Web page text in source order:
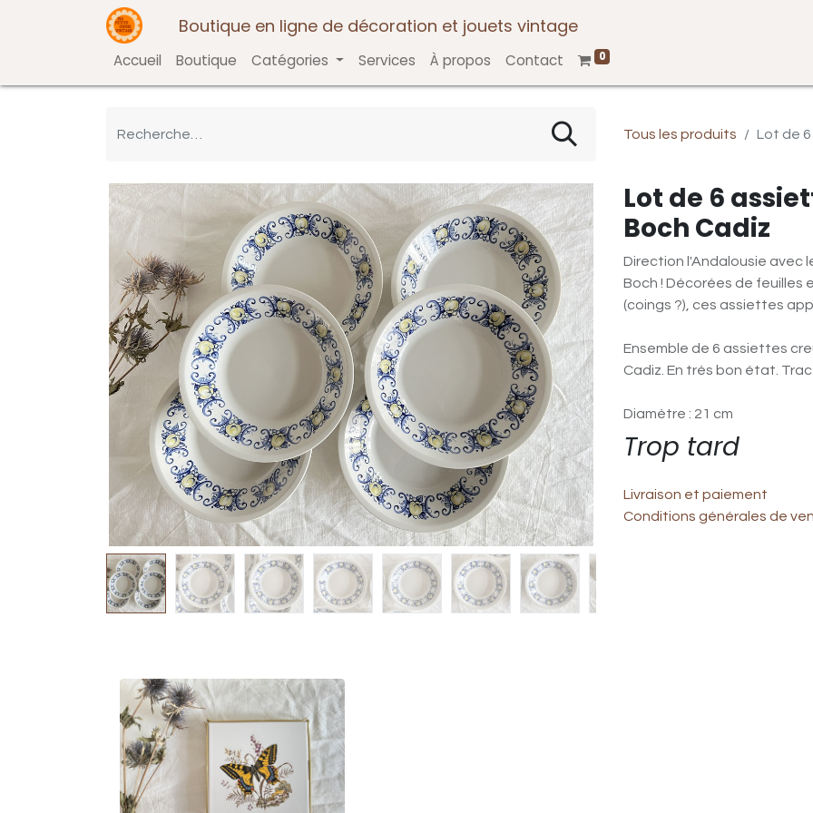
Boutique en ligne de décoration et jouets vintage
Accueil Boutique Catégories Services À propos Contact 0
Tous les produits Lot de
Lot de 6
Boch Cadiz
Direction l'Andalousie avec
Boch ! Décorées de feuilles
(coings ?), ces assiettes
Ensemble de 6 assiettes
Cadiz. En très bon état.
Diamètre : 21 cm
Trop tard
Livraison et paiement
Conditions générales de